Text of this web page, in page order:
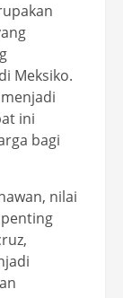
Meksiko.
ini
bagi
nilai